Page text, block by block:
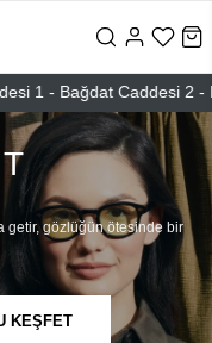
Caddesi 2 -
getir, gözlüğün ötesinde bir
KEŞFET